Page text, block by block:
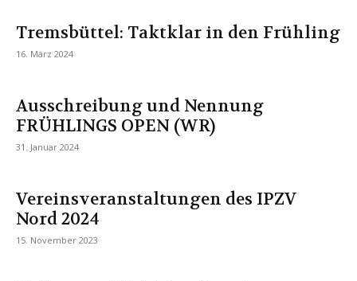
Tremsbüttel: Taktklar in den Frühling
16. März 2024
Ausschreibung und Nennung
FRÜHLINGS OPEN (WR)
31. Januar 2024
Vereinsveranstaltungen des IPZV
Nord 2024
15. November 2023